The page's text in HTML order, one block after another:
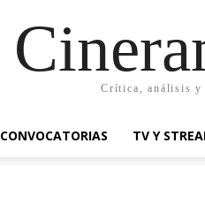
Crítica, análisis y
CONVOCATORIAS TV Y